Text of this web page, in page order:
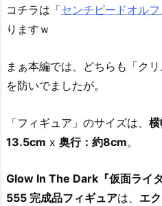
コチラは「センチピードオルフ
りますｗ
まぁ本編では、どちらも「ク
を防いでましたが。
「フィギュア」のサイズは、
13.5cm x 奥行：約8cm。
Glow In The Dark『仮面ライ
555 完成品フィギュアは、 エ